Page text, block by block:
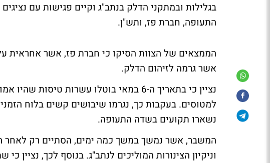
בגלילות ובמתקני הדלק בנתב"ג וקיים פגישות עם
התעופה, חברת פז, ותש"ן.
הממצאים של הצוות הסיקו כי חברת פז, אשר אחראית
אשר גרמה לזיהום הדלק.
נציין כי בתאריך ה-6 במאי בוטלו עשרות
למטוסים. בעקבות כך, נגרמו שיבושים קשים בלוח
נשארו תקועים בשדה התעופה.
המשבר, אשר נמשך במשך כמה ימים, הסתיים רק לאחר
וניקיון הצינורות המוליכים לנתב"ג. בנוסף לכך, נציין